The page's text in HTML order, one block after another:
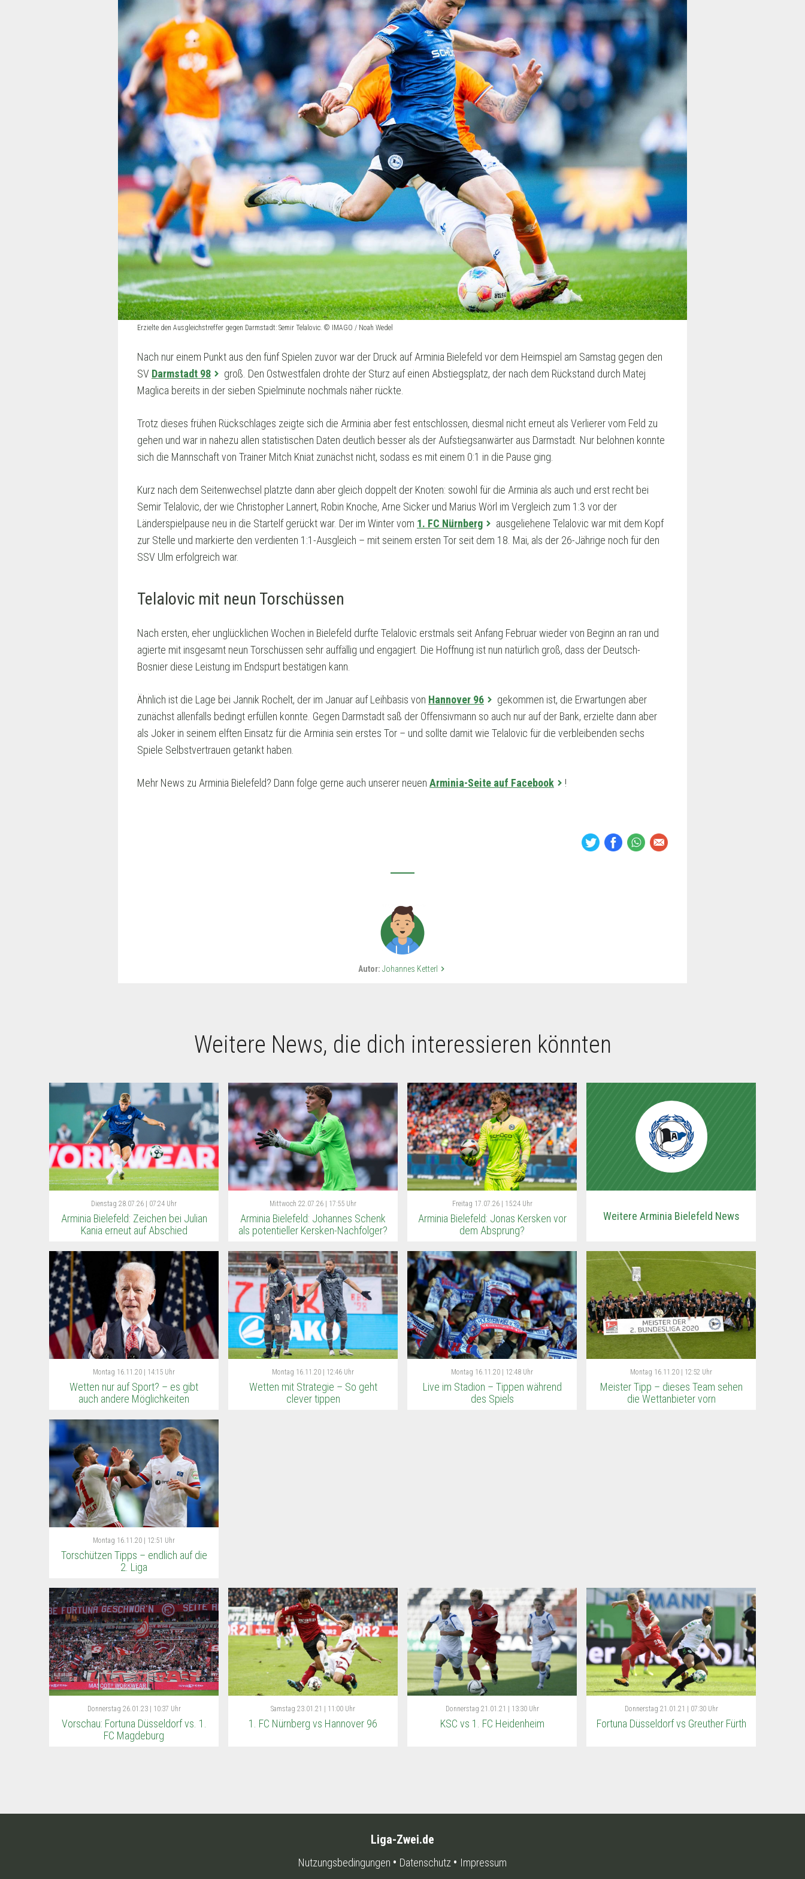
Erzielte den Ausgleichstreffer gegen Darmstadt: Semir Telalovic. © IMAGO / Noah Wedel
Nach nur einem Punkt aus den fünf Spielen zuvor war der Druck auf Arminia Bielefeld vor dem Heimspiel am Samstag gegen den
SV Darmstadt 98
groß. Den Ostwestfalen drohte der Sturz auf einen Abstiegsplatz, der nach dem Rückstand durch Matej
Maglica bereits in der sieben Spielminute nochmals näher rückte.
Trotz dieses frühen Rückschlages zeigte sich die Arminia aber fest entschlossen, diesmal nicht erneut als Verlierer vom Feld zu
gehen und war in nahezu allen statistischen Daten deutlich besser als der Aufstiegsanwärter aus Darmstadt. Nur belohnen konnte
sich die Mannschaft von Trainer Mitch Kniat zunächst nicht, sodass es mit einem 0:1 in die Pause ging.
Kurz nach dem Seitenwechsel platzte dann aber gleich doppelt der Knoten: sowohl für die Arminia als auch und erst recht bei
Semir Telalovic, der wie Christopher Lannert, Robin Knoche, Arne Sicker und Marius Wörl im Vergleich zum 1:3 vor der
Länderspielpause neu in die Startelf gerückt war. Der im Winter vom 1. FC Nürnberg
ausgeliehene Telalovic war mit dem Kopf
zur Stelle und markierte den verdienten 1:1-Ausgleich – mit seinem ersten Tor seit dem 18. Mai, als der 26-Jährige noch für den
SSV Ulm erfolgreich war.
Telalovic mit neun Torschüssen
Nach ersten, eher unglücklichen Wochen in Bielefeld durfte Telalovic erstmals seit Anfang Februar wieder von Beginn an ran und
agierte mit insgesamt neun Torschüssen sehr auffällig und engagiert. Die Hoffnung ist nun natürlich groß, dass der Deutsch-
Bosnier diese Leistung im Endspurt bestätigen kann.
Ähnlich ist die Lage bei Jannik Rochelt, der im Januar auf Leihbasis von Hannover 96
gekommen ist, die Erwartungen aber
zunächst allenfalls bedingt erfüllen konnte. Gegen Darmstadt saß der Offensivmann so auch nur auf der Bank, erzielte dann aber
als Joker in seinem elften Einsatz für die Arminia sein erstes Tor – und sollte damit wie Telalovic für die verbleibenden sechs
Spiele Selbstvertrauen getankt haben.
Mehr News zu Arminia Bielefeld? Dann folge gerne auch unserer neuen Arminia-Seite auf Facebook !
Autor: Johannes Ketterl keyboard_arrow_right
Weitere News, die dich interessieren könnten
Dienstag 28.07.26 | 07:24 Uhr
Arminia Bielefeld: Zeichen bei Julian
Kania erneut auf Abschied
Mittwoch 22.07.26 | 17:55 Uhr
Arminia Bielefeld: Johannes Schenk
als potentieller Kersken-Nachfolger?
Freitag 17.07.26 | 15:24 Uhr
Arminia Bielefeld: Jonas Kersken vor
dem Absprung?
Weitere Arminia Bielefeld News
Montag 16.11.20 | 14:15 Uhr
Wetten nur auf Sport? – es gibt
auch andere Möglichkeiten
Montag 16.11.20 | 12:46 Uhr
Wetten mit Strategie – So geht
clever tippen
Montag 16.11.20 | 12:48 Uhr
Live im Stadion – Tippen während
des Spiels
Montag 16.11.20 | 12:52 Uhr
Meister Tipp – dieses Team sehen
die Wettanbieter vorn
Montag 16.11.20 | 12:51 Uhr
Torschützen Tipps – endlich auf die
2. Liga
Donnerstag 26.01.23 | 10:37 Uhr
Vorschau: Fortuna Düsseldorf vs. 1.
FC Magdeburg
Samstag 23.01.21 | 11:00 Uhr
1. FC Nürnberg vs Hannover 96
Donnerstag 21.01.21 | 13:30 Uhr
KSC vs 1. FC Heidenheim
Donnerstag 21.01.21 | 07:30 Uhr
Fortuna Düsseldorf vs Greuther Fürth
Liga-Zwei.de
Nutzungsbedingungen Datenschutz Impressum